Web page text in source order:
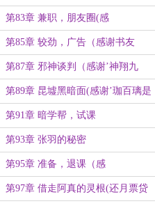
第83章 兼职，朋友圈(感
谢'Cruzer'盟主)
第85章 较劲，广告（感谢书友
20171123095745156盟主
第87章 邪神谈判（感谢’神翔九
苍'盟主）
第89章 昆墟黑暗面(感谢’珈百璃是
也’盟主)
第91章 暗学帮，试课
第93章 张羽的秘密
第95章 准备，退课（感
谢’xX_Acid_Xx’盟主）
第97章 借走阿真的灵根(还月票贷